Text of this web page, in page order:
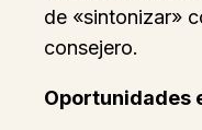
de «sintonizar»
consejero.
Oportunidades